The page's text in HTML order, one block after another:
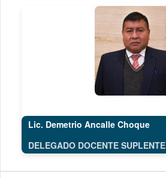
Lic. Demetrio Ancalle Choque
DELEGADO DOCENTE SUPLENTE